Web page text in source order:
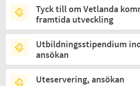
Tyck till om Vetlanda
framtida utveckling
Utbildningsstipendium
ansökan
Uteservering, ansökan